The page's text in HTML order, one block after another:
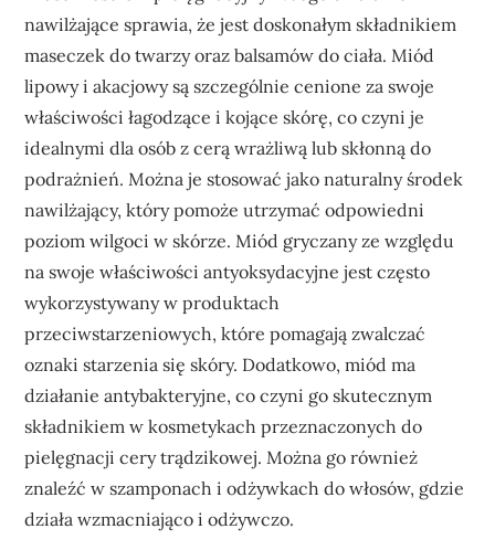
nawilżające sprawia, że jest doskonałym składnikiem
maseczek do twarzy oraz balsamów do ciała. Miód
lipowy i akacjowy są szczególnie cenione za swoje
właściwości łagodzące i kojące skórę, co czyni je
idealnymi dla osób z cerą wrażliwą lub skłonną do
podrażnień. Można je stosować jako naturalny środek
nawilżający, który pomoże utrzymać odpowiedni
poziom wilgoci w skórze. Miód gryczany ze względu
na swoje właściwości antyoksydacyjne jest często
wykorzystywany w produktach
przeciwstarzeniowych, które pomagają zwalczać
oznaki starzenia się skóry. Dodatkowo, miód ma
działanie antybakteryjne, co czyni go skutecznym
składnikiem w kosmetykach przeznaczonych do
pielęgnacji cery trądzikowej. Można go również
znaleźć w szamponach i odżywkach do włosów, gdzie
działa wzmacniająco i odżywczo.